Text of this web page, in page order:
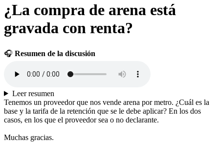
¿La compra de arena está
gravada con renta?
🎧 Resumen de la discusión
Leer resumen
Tenemos un proveedor que nos vende arena por metro. ¿Cuál es la
base y la tarifa de la retención que se le debe aplicar? En los dos
casos, en los que el proveedor sea o no declarante.
Muchas gracias.